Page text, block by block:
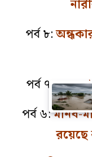
পর্ব ৮:
পর্ব ৭:
পর্ব ৬:মানব-
রয়েছে